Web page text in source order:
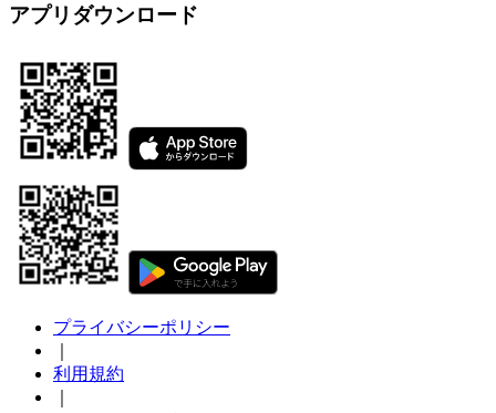
アプリダウンロード
プライバシーポリシー
利用規約